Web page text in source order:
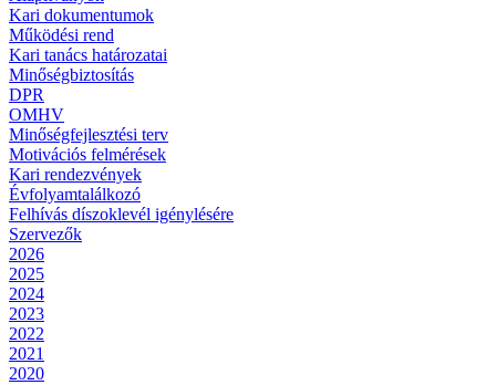
Kari dokumentumok
Működési rend
Kari tanács határozatai
Minőségbiztosítás
DPR
OMHV
Minőségfejlesztési terv
Motivációs felmérések
Kari rendezvények
Évfolyamtalálkozó
Felhívás díszoklevél igénylésére
Szervezők
2026
2025
2024
2023
2022
2021
2020